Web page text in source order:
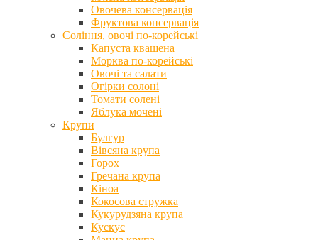
Овочева консервація
Фруктова консервація
Соління, овочі по-корейські
Капуста квашена
Морква по-корейські
Овочі та салати
Огірки солоні
Томати солені
Яблука мочені
Крупи
Булгур
Вівсяна крупа
Горох
Гречана крупа
Кіноа
Кокосова стружка
Кукурудзяна крупа
Кускус